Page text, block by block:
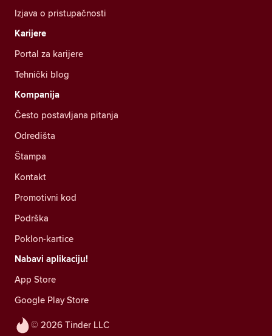
© 2026 Tinder LLC
Izjava o pristupačnosti
Karijere
Portal za karijere
Tehnički blog
Kompanija
Često postavljana pitanja
Odredišta
Štampa
Kontakt
Promotivni kod
Podrška
Poklon-kartice
Nabavi aplikaciju!
App Store
Google Play Store